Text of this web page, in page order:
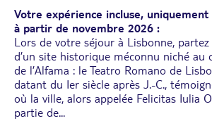
Votre expérience incluse,
à partir de novembre 2026 :
Lors de votre séjour à Lisbonne,
d’un site historique méconnu niché
de l’Alfama : le Teatro Romano de
datant du Ier siècle après J.-C.,
où la ville, alors appelée Felicitas Iulia
partie de...